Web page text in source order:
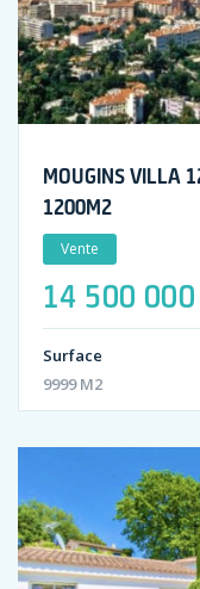
MOUGINS VILLA
1200M2
Vente
14 500
Surface
9999 M2